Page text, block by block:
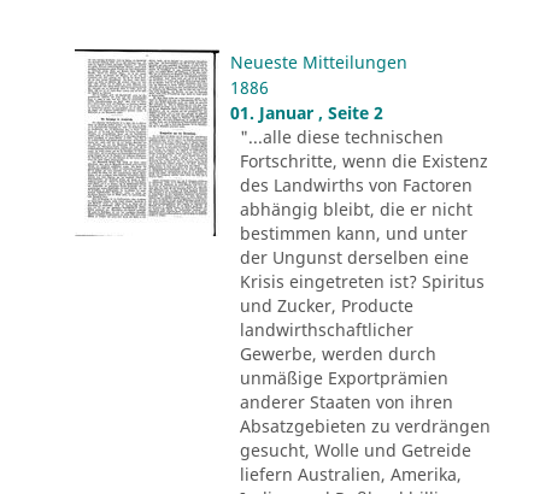
Neueste Mitteilungen
1886
01. Januar , Seite 2
"...alle diese technischen
Fortschritte, wenn die Existenz
des Landwirths von Factoren
abhängig bleibt, die er nicht
bestimmen kann, und unter
der Ungunst derselben eine
Krisis eingetreten ist? Spiritus
und Zucker, Producte
landwirthschaftlicher
Gewerbe, werden durch
unmäßige Exportprämien
anderer Staaten von ihren
Absatzgebieten zu verdrängen
gesucht, Wolle und Getreide
liefern Australien, Amerika,